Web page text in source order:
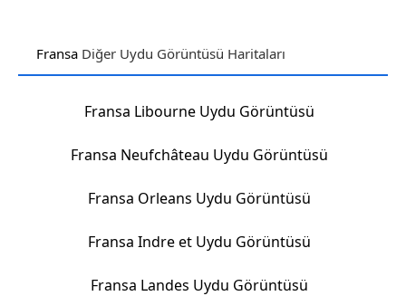
Fransa Diğer Uydu Görüntüsü Haritaları
Fransa Libourne Uydu Görüntüsü
Fransa Neufchâteau Uydu Görüntüsü
Fransa Orleans Uydu Görüntüsü
Fransa Indre et Uydu Görüntüsü
Fransa Landes Uydu Görüntüsü